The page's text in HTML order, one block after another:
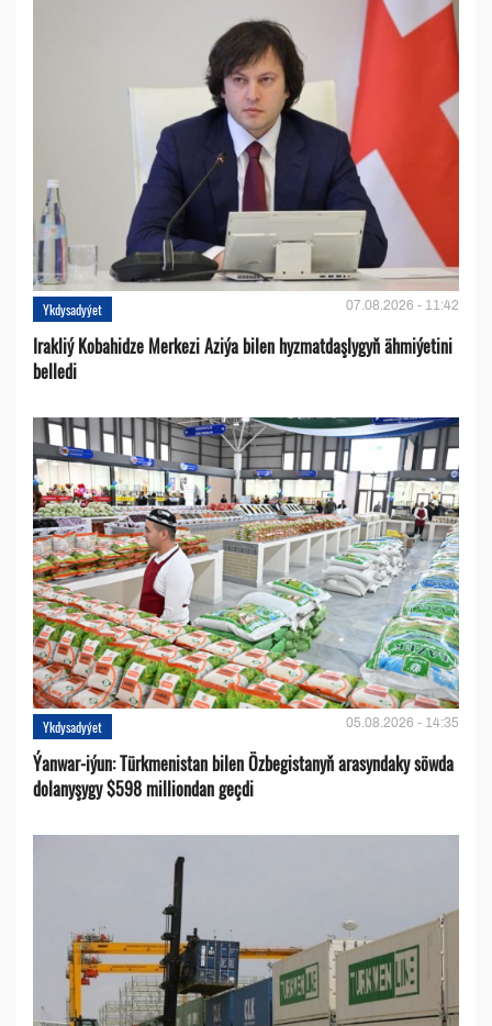
Ykdysadyýet 07.08.2026 - 11:42
Irakliý Kobahidze Merkezi Aziýa bilen hyzmatdaşlygyň ähmiýetini
belledi
Ykdysadyýet 05.08.2026 - 14:35
Ýanwar-iýun: Türkmenistan bilen Özbegistanyň arasyndaky söwda
dolanyşygy $598 milliondan geçdi